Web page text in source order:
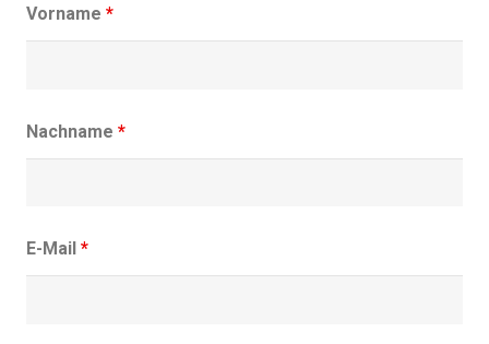
Vorname *
Nachname *
E-Mail *